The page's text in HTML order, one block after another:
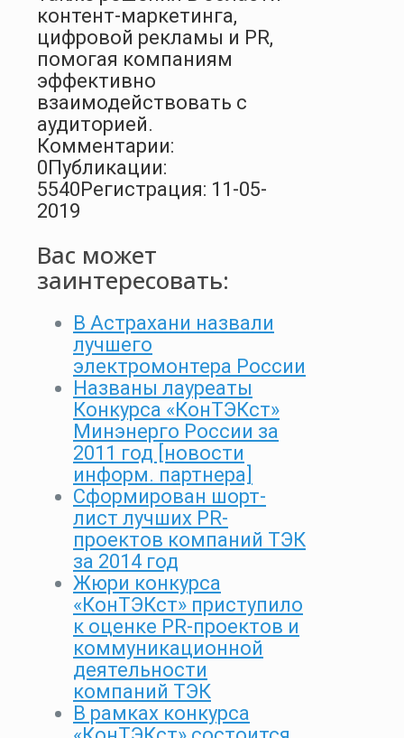
контент-маркетинга,
цифровой рекламы и PR,
помогая компаниям
эффективно
взаимодействовать с
аудиторией.
Комментарии:
0 Публикации:
5540 Регистрация: 11-05-
2019
Вас может
заинтересовать:
В Астрахани назвали
лучшего
электромонтера России
Названы лауреаты
Конкурса «КонТЭКст»
Минэнерго России за
2011 год [новости
информ. партнера]
Сформирован шорт-
лист лучших PR-
проектов компаний ТЭК
за 2014 год
Жюри конкурса
«КонТЭКст» приступило
к оценке PR-проектов и
коммуникационной
деятельности
компаний ТЭК
В рамках конкурса